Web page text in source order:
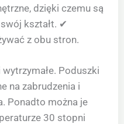
dzięki czemu są
kształt. ✔
z obu stron.
Poduszki
na zabrudzenia i
Ponadto można je
30 stopni